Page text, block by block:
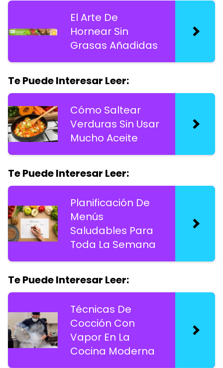
El Arte De
Hornear Sin
Grasas Añadidas
Te Puede Interesar Leer:
Cómo Saltear
Verduras Sin Usar
Mucho Aceite
Te Puede Interesar Leer:
Planificación De
Menús
Saludables Para
Toda La Semana
Te Puede Interesar Leer:
Técnicas De
Cocción Con
Vapor En La
Cocina Moderna